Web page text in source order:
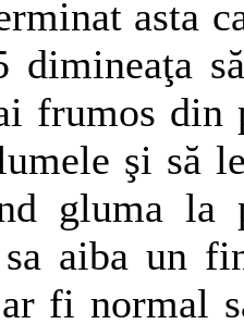
asta
dimineaţa
frumos din
şi să
gluma
sa aiba un
fi normal